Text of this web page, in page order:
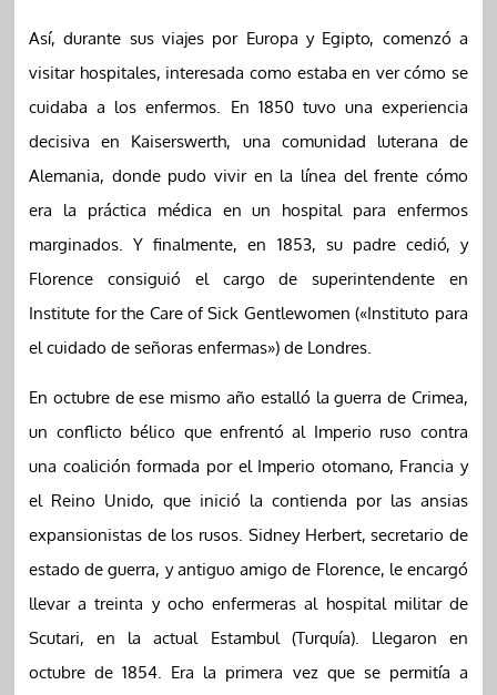
Así, durante sus viajes por Europa y Egipto, comenzó a
visitar hospitales, interesada como estaba en ver cómo se
cuidaba a los enfermos. En 1850 tuvo una experiencia
decisiva en Kaiserswerth, una comunidad luterana de
Alemania, donde pudo vivir en la línea del frente cómo
era la práctica médica en un hospital para enfermos
marginados. Y finalmente, en 1853, su padre cedió, y
Florence consiguió el cargo de superintendente en
Institute for the Care of Sick Gentlewomen («Instituto para
el cuidado de señoras enfermas») de Londres.
En octubre de ese mismo año estalló la guerra de Crimea,
un conflicto bélico que enfrentó al Imperio ruso contra
una coalición formada por el Imperio otomano, Francia y
el Reino Unido, que inició la contienda por las ansias
expansionistas de los rusos. Sidney Herbert, secretario de
estado de guerra, y antiguo amigo de Florence, le encargó
llevar a treinta y ocho enfermeras al hospital militar de
Scutari, en la actual Estambul (Turquía). Llegaron en
octubre de 1854. Era la primera vez que se permitía a